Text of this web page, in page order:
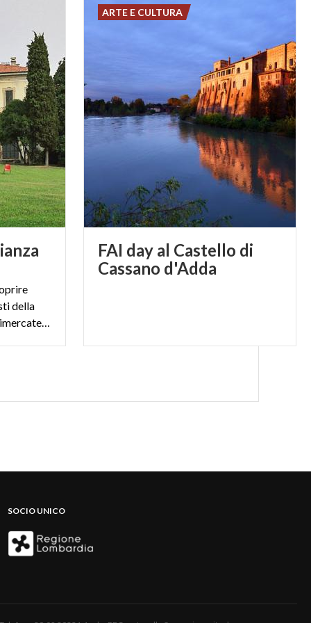
della
Bassa Brianza orientale, o Vimercatese
FAI day al Castello di
Cassano d'Adda
ARTE E CULTURA
SOCIO UNICO